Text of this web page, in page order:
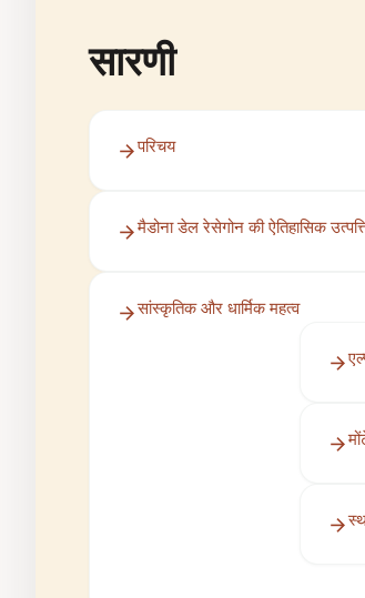
सारणी
परिचय
मैडोना डेल रेसेगोन की ऐतिहासिक
सांस्कृतिक और धार्मिक महत्व